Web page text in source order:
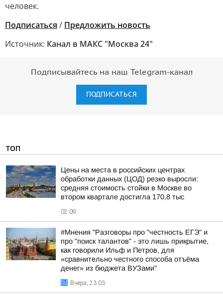
человек.
Подписаться / Предложить новость
Источник: Канал в МАКС "Москва 24"
Подписывайтесь на наш Telegram-канал
ПОДПИСАТЬСЯ
ТОП
Цены на места в российских центрах
обработки данных (ЦОД) резко выросли:
средняя стоимость стойки в Москве во
втором квартале достигла 170,8 тыс
02:09
#Мнения "Разговоры про "честность ЕГЭ" и
про "поиск талантов" - это лишь прикрытие,
как говорили Ильф и Петров, для
«сравнительно честного способа отъёма
денег» из бюджета ВУЗами"
Вчера, 23:03